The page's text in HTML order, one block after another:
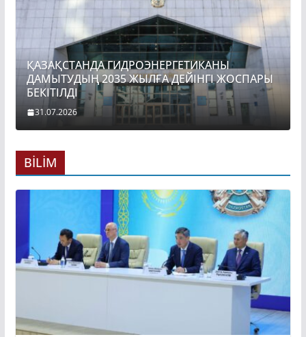
ҚАЗАҚСТАНДА ГИДРОЭНЕРГЕТИКАНЫ
ДАМЫТУДЫҢ 2035 ЖЫЛҒА ДЕЙІНГІ ЖОСПАРЫ
БЕКІТІЛДІ
31.07.2026
BİLİM